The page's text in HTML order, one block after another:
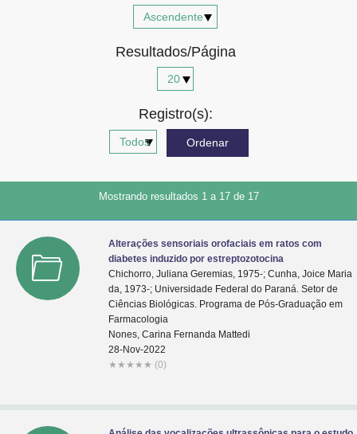
Resultados/Página
Registro(s):
Mostrando resultados 1 a 17 de 17
Alterações sensoriais orofaciais em ratos com
diabetes induzido por estreptozotocina
Chichorro, Juliana Geremias, 1975-; Cunha, Joice Maria
da, 1973-; Universidade Federal do Paraná. Setor de
Ciências Biológicas. Programa de Pós-Graduação em
Farmacologia
Nones, Carina Fernanda Mattedi
28-Nov-2022
★ ★ ★ ★ ★ (0)